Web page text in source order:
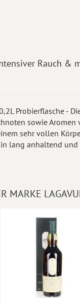
Rauch &
Probierflasche -
sowie
sehr vollen
lang anhaltend
MARKE